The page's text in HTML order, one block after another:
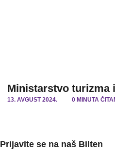
Ministarstvo turizma
13. AVGUST 2024. 0 MINUTA
Prijavite se na naš Bilten